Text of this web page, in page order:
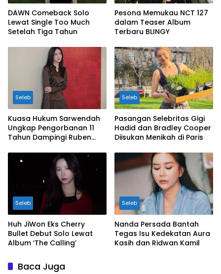
DAWN Comeback Solo
Lewat Single Too Much
Setelah Tiga Tahun
Pesona Memukau NCT 127
dalam Teaser Album
Terbaru BLINGY
Seleb
Kuasa Hukum Sarwendah
Ungkap Pengorbanan 11
Tahun Dampingi Ruben
Seleb
Pasangan Selebritas Gigi
Hadid dan Bradley Cooper
Diisukan Menikah di Paris
Seleb
Huh JiWon Eks Cherry
Bullet Debut Solo Lewat
Album ‘The Calling’
Seleb
Nanda Persada Bantah
Tegas Isu Kedekatan Aura
Kasih dan Ridwan Kamil
Baca Juga